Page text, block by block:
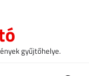
gyűjtőhelye.